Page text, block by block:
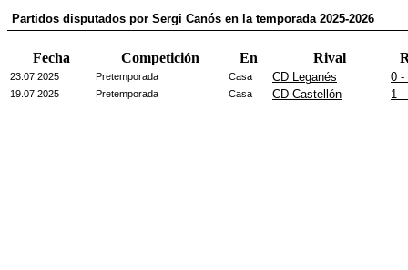
Partidos disputados por Sergi Canós en la temporada 2025-2026
Fecha Competición En Rival
23.07.2025 Pretemporada Casa CD Leganés 0 -
19.07.2025 Pretemporada Casa CD Castellón 1 -